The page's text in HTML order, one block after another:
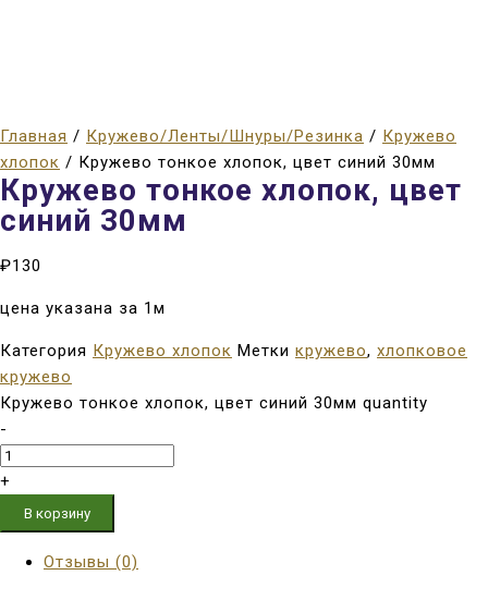
Главная / Кружево/Ленты/Шнуры/Резинка / Кружево
хлопок / Кружево тонкое хлопок, цвет синий 30мм
Кружево тонкое хлопок, цвет
синий 30мм
₽130
цена указана за 1м
Категория Кружево хлопок Метки кружево, хлопковое
кружево
Кружево тонкое хлопок, цвет синий 30мм quantity
-
+
В корзину
Отзывы (0)